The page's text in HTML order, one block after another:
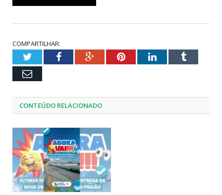
COMPARTILHAR:
TwitterFacebookGoogle+PinterestLinkedInTumblr
Email
CONTEÚDO RELACIONADO